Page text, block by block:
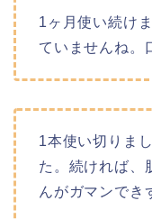
1ヶ月使い続け
ていませんね。
1本使い切りま
た。続ければ、
んがガマンでき